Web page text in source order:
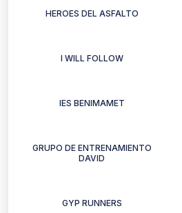
HEROES DEL ASFALTO
I WILL FOLLOW
IES BENIMAMET
GRUPO DE ENTRENAMIENTO
DAVID
GYP RUNNERS